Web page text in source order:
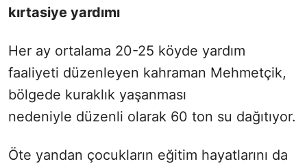
kırtasiye yardımı
Her ay ortalama 20-25 köyde yardım
faaliyeti düzenleyen kahraman Mehmetçik,
bölgede kuraklık yaşanması
nedeniyle düzenli olarak 60 ton su dağıtıyor.
Öte yandan çocukların eğitim hayatlarını da